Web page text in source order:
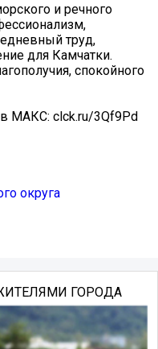
и речного
труд,
для Камчатки.
спокойного
МАКС: clck.ru/3Qf9Pd
округа
ГОРОДА